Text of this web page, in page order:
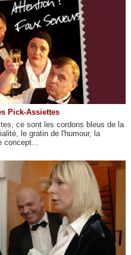
Pick-Assiettes
ce sont les cordons bleus de la
le gratin de l'humour, la